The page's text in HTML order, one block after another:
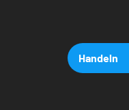
Handeln